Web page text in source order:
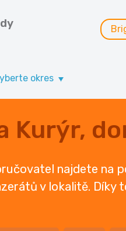
okres
Kurýr,
najdete na
v lokalitě.